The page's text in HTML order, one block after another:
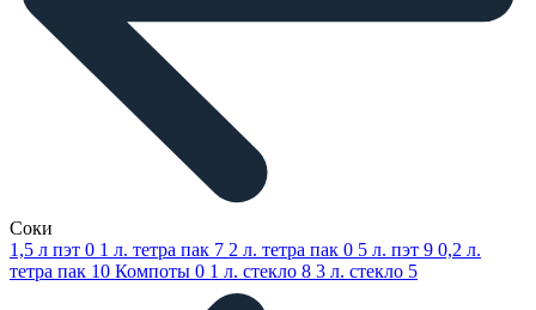
Соки
1,5 л пэт 0 1 л. тетра пак 7 2 л. тетра пак 0 5 л. пэт 9 0,2 л.
тетра пак 10 Компоты 0 1 л. стекло 8 3 л. стекло 5